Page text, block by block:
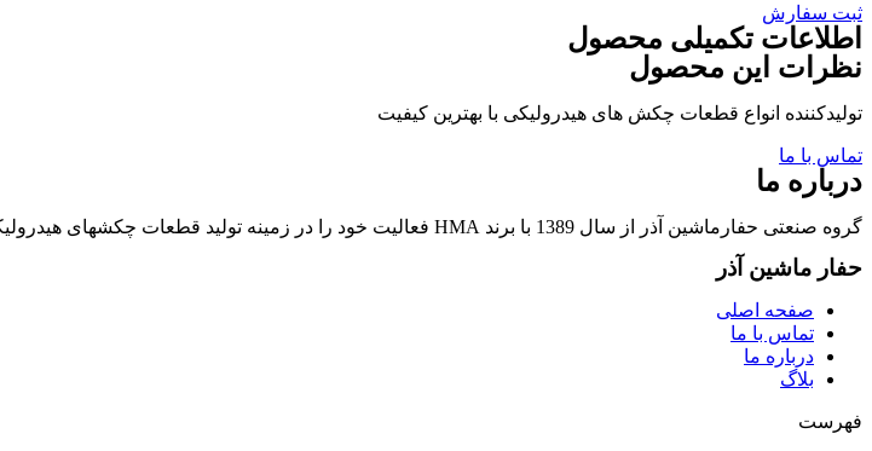
ثبت سفارش
اطلاعات تکمیلی محصول
نظرات این محصول
تولیدکننده انواع قطعات چکش های هیدرولیکی با بهترین کیفیت
تماس با ما
درباره ما
گروه صنعتی حفارماشین آذر از سال 1389 با برند HMA فعالیت خود را در زمینه تولید قطعات چکشهای هیدرولیکی و قطعات وابسته آغاز نمود.
حفار ماشین آذر
صفحه اصلی
تماس با ما
درباره ما
بلاگ
فهرست